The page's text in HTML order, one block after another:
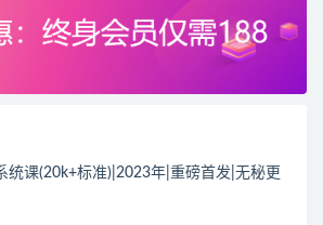
统课(20k+标准)|2023年|重磅首发|无秘更